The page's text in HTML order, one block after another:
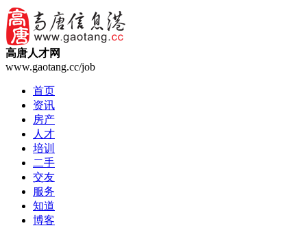
高唐人才网
www.gaotang.cc/job
首页
资讯
房产
人才
培训
二手
交友
服务
知道
博客